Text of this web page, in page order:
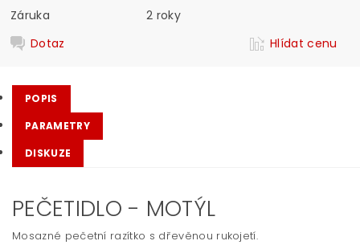
Záruka
2 roky
Dotaz
Hlídat cenu
POPIS
PARAMETRY
DISKUZE
PEČETIDLO - MOTÝL
Mosazné pečetní razítko s dřevěnou rukojetí.